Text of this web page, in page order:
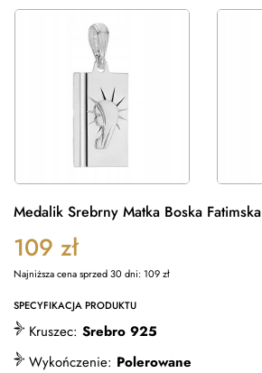
Medalik Srebrny Matka Boska Fatimska
109 zł
Najniższa cena sprzed 30 dni:109zł
SPECYFIKACJA PRODUKTU
Kruszec: Srebro 925
Wykończenie: Polerowane